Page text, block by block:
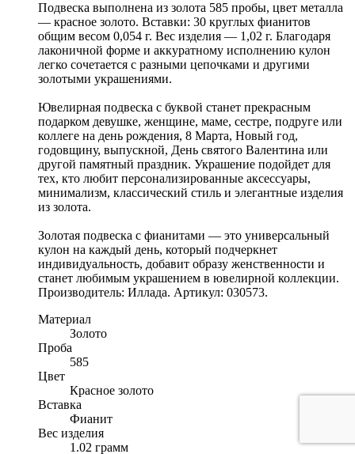
Подвеска выполнена из золота 585 пробы, цвет металла
— красное золото. Вставки: 30 круглых фианитов
общим весом 0,054 г. Вес изделия — 1,02 г. Благодаря
лаконичной форме и аккуратному исполнению кулон
легко сочетается с разными цепочками и другими
золотыми украшениями.
Ювелирная подвеска с буквой станет прекрасным
подарком девушке, женщине, маме, сестре, подруге или
коллеге на день рождения, 8 Марта, Новый год,
годовщину, выпускной, День святого Валентина или
другой памятный праздник. Украшение подойдет для
тех, кто любит персонализированные аксессуары,
минимализм, классический стиль и элегантные изделия
из золота.
Золотая подвеска с фианитами — это универсальный
кулон на каждый день, который подчеркнет
индивидуальность, добавит образу женственности и
станет любимым украшением в ювелирной коллекции.
Производитель: Иллада. Артикул: 030573.
Материал
Золото
Проба
585
Цвет
Красное золото
Вставка
Фианит
Вес изделия
1.02 грамм